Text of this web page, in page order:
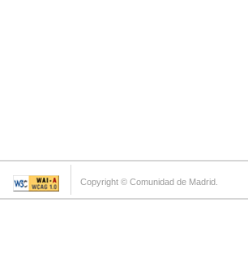
Copyright © Comunidad de Madrid.